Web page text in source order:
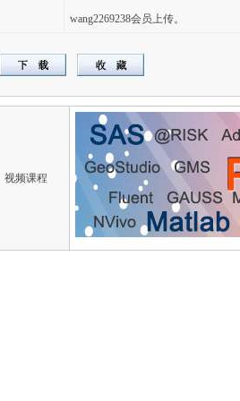
wang2269238会员上传。
视频课程